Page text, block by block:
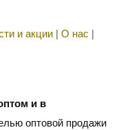
и акции | О нас |
и в
оптовой продажи